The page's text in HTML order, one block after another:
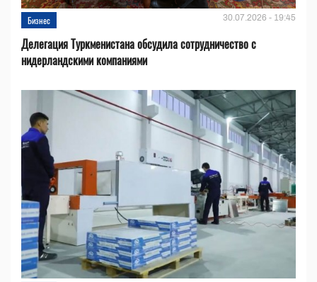
Бизнес 30.07.2026 - 19:45
Делегация Туркменистана обсудила сотрудничество с
нидерландскими компаниями